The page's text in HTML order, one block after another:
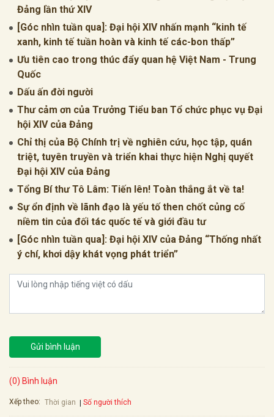
Đảng lần thứ XIV
[Góc nhìn tuần qua]: Đại hội XIV nhấn mạnh “kinh tế
xanh, kinh tế tuần hoàn và kinh tế các-bon thấp”
Ưu tiên cao trong thúc đẩy quan hệ Việt Nam - Trung
Quốc
Dấu ấn đời người
Thư cảm ơn của Trưởng Tiểu ban Tổ chức phục vụ Đại
hội XIV của Đảng
Chỉ thị của Bộ Chính trị về nghiên cứu, học tập, quán
triệt, tuyên truyền và triển khai thực hiện Nghị quyết
Đại hội XIV của Đảng
Tổng Bí thư Tô Lâm: Tiến lên! Toàn thắng ắt về ta!
Sự ổn định về lãnh đạo là yếu tố then chốt củng cố
niềm tin của đối tác quốc tế và giới đầu tư
[Góc nhìn tuần qua]: Đại hội XIV của Đảng “Thống nhất
ý chí, khơi dậy khát vọng phát triển”
Gửi bình luận
(0) Bình luận
Xếp theo: Thời gian Số người thích